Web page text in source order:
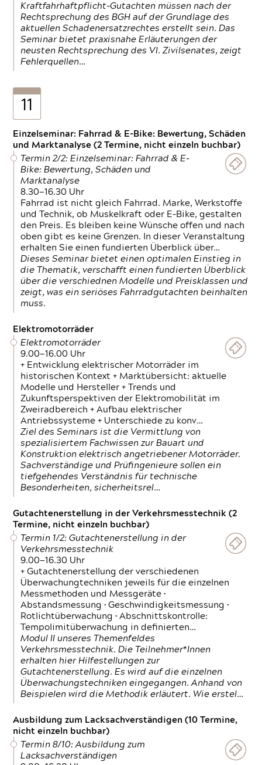
Kraftfahrhaftpflicht-Gutachten müssen nach der
Rechtsprechung des BGH auf der Grundlage des
aktuellen Schadenersatzrechtes erstellt sein. Das
Seminar bietet praxisnahe Erläuterungen der
neusten Rechtsprechung des VI. Zivilsenates, zeigt
Fehlerquellen…
11
Einzelseminar: Fahrrad & E-Bike: Bewertung, Schäden
und Marktanalyse (2 Termine, nicht einzeln buchbar)
Termin 2/2: Einzelseminar: Fahrrad & E-
Bike: Bewertung, Schäden und
Marktanalyse
8.30—16.30 Uhr
Fahrrad ist nicht gleich Fahrrad. Marke, Werkstoffe
und Technik, ob Muskelkraft oder E-Bike, gestalten
den Preis. Es bleiben keine Wünsche offen und nach
oben gibt es keine Grenzen. In dieser Veranstaltung
erhalten Sie einen fundierten Überblick über…
Dieses Seminar bietet einen optimalen Einstieg in
die Thematik, verschafft einen fundierten Überblick
über die verschiednen Modelle und Preisklassen und
zeigt, was ein seriöses Fahrradgutachten beinhalten
muss.
Elektromotorräder
Elektromotorräder
9.00—16.00 Uhr
+ Entwicklung elektrischer Motorräder im
historischen Kontext + Marktübersicht: aktuelle
Modelle und Hersteller + Trends und
Zukunftsperspektiven der Elektromobilität im
Zweiradbereich + Aufbau elektrischer
Antriebssysteme + Unterschiede zu konv…
Ziel des Seminars ist die Vermittlung von
spezialisiertem Fachwissen zur Bauart und
Konstruktion elektrisch angetriebener Motorräder.
Sachverständige und Prüfingenieure sollen ein
tiefgehendes Verständnis für technische
Besonderheiten, sicherheitsrel…
Gutachtenerstellung in der Verkehrsmesstechnik (2
Termine, nicht einzeln buchbar)
Termin 1/2: Gutachtenerstellung in der
Verkehrsmesstechnik
9.00—16.30 Uhr
+ Gutachtenerstellung der verschiedenen
Überwachungtechniken jeweils für die einzelnen
Messmethoden und Messgeräte •
Abstandsmessung • Geschwindigkeitsmessung •
Rotlichtüberwachung • Abschnittskontrolle:
Tempolimitüberwachung in definierten…
Modul II unseres Themenfeldes
Verkehrsmesstechnik. Die Teilnehmer*Innen
erhalten hier Hilfestellungen zur
Gutachtenerstellung. Es wird auf die einzelnen
Überwachungstechniken eingegangen. Anhand von
Beispielen wird die Methodik erläutert. Wie erstel…
Ausbildung zum Lacksachverständigen (10 Termine,
nicht einzeln buchbar)
Termin 8/10: Ausbildung zum
Lacksachverständigen